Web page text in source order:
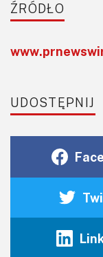
ŹRÓDŁO
UDOSTĘPNIJ